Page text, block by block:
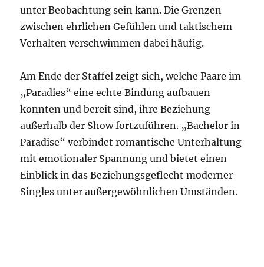
unter Beobachtung sein kann. Die Grenzen
zwischen ehrlichen Gefühlen und taktischem
Verhalten verschwimmen dabei häufig.
Am Ende der Staffel zeigt sich, welche Paare im
„Paradies“ eine echte Bindung aufbauen
konnten und bereit sind, ihre Beziehung
außerhalb der Show fortzuführen. „Bachelor in
Paradise“ verbindet romantische Unterhaltung
mit emotionaler Spannung und bietet einen
Einblick in das Beziehungsgeflecht moderner
Singles unter außergewöhnlichen Umständen.